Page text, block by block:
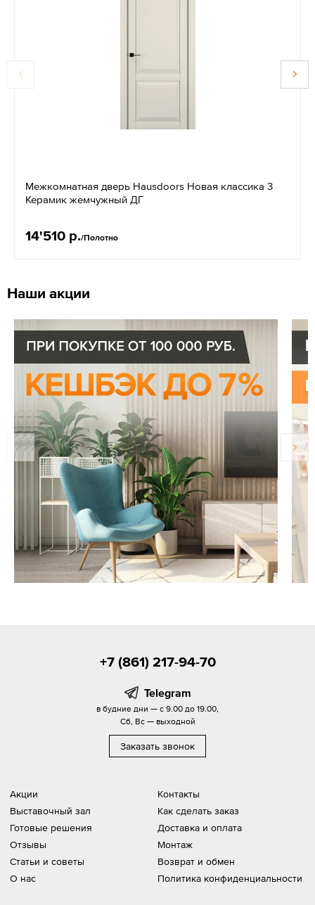
Межкомнатная дверь Hausdoors Новая классика 3
Керамик жемчужный ДГ
14'510 р./Полотно
Наши акции
Акции
Выставочный зал
Готовые решения
Отзывы
Статьи и советы
О нас
Контакты
Как сделать заказ
Доставка и оплата
Монтаж
Возврат и обмен
Политика конфиденциальности
+7 (861) 217-94-70
Telegram
в будние дни — с 9.00 до 19.00,
Сб, Вс — выходной
Заказать звонок